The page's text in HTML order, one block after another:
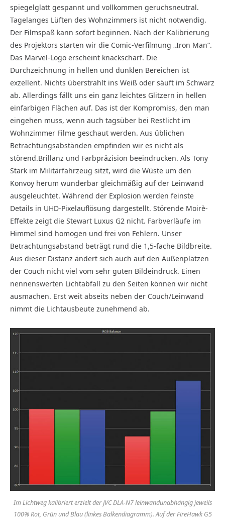
spiegelglatt gespannt und vollkommen geruchsneutral.
Tagelanges Lüften des Wohnzimmers ist nicht notwendig.
Der Filmspaß kann sofort beginnen. Nach der Kalibrierung
des Projektors starten wir die Comic-Verfilmung „Iron Man“.
Das Marvel-Logo erscheint knackscharf. Die
Durchzeichnung in hellen und dunklen Bereichen ist
exzellent. Nichts überstrahlt ins Weiß oder säuft im Schwarz
ab. Allerdings fällt uns ein ganz leichtes Glitzern in hellen
einfarbigen Flächen auf. Das ist der Kompromiss, den man
eingehen muss, wenn auch tagsüber bei Restlicht im
Wohnzimmer Filme geschaut werden. Aus üblichen
Betrachtungsabständen empfinden wir es nicht als
störend.Brillanz und Farbpräzision beeindrucken. Als Tony
Stark im Militärfahrzeug sitzt, wird die Wüste um den
Konvoy herum wunderbar gleichmäßig auf der Leinwand
ausgeleuchtet. Während der Explosion werden feinste
Details in UHD-Pixelauflösung dargestellt. Störende Moirè-
Effekte zeigt die Stewart Luxus G2 nicht. Farbverläufe im
Himmel sind homogen und frei von Fehlern. Unser
Betrachtungsabstand beträgt rund die 1,5-fache Bildbreite.
Aus dieser Distanz ändert sich auch auf den Außenplätzen
der Couch nicht viel vom sehr guten Bildeindruck. Einen
nennenswerten Lichtabfall zu den Seiten können wir nicht
ausmachen. Erst weit abseits neben der Couch/Leinwand
nimmt die Lichtausbeute zunehmend ab.
Im Lichtweg kalibriert erzielt der JVC DLA-N7 leinwandunabhängig jeweils
100% Rot, Grün und Blau (linkes Balkendiagramm). Auf der FireHawk G5